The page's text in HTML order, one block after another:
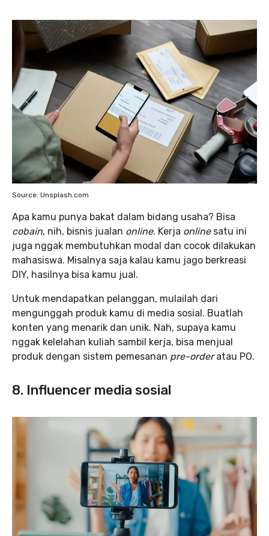
Source: Unsplash.com
Apa kamu punya bakat dalam bidang usaha? Bisa
cobain, nih, bisnis jualan online. Kerja online satu ini
juga nggak membutuhkan modal dan cocok dilakukan
mahasiswa. Misalnya saja kalau kamu jago berkreasi
DIY, hasilnya bisa kamu jual.
Untuk mendapatkan pelanggan, mulailah dari
mengunggah produk kamu di media sosial. Buatlah
konten yang menarik dan unik. Nah, supaya kamu
nggak kelelahan kuliah sambil kerja, bisa menjual
produk dengan sistem pemesanan pre-orderatau PO.
8. Influencer media sosial